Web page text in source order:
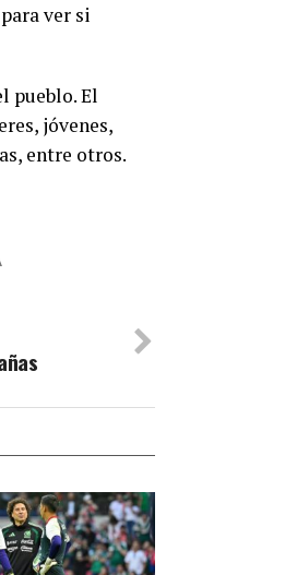
ver si
pueblo. El
jóvenes,
entre otros.